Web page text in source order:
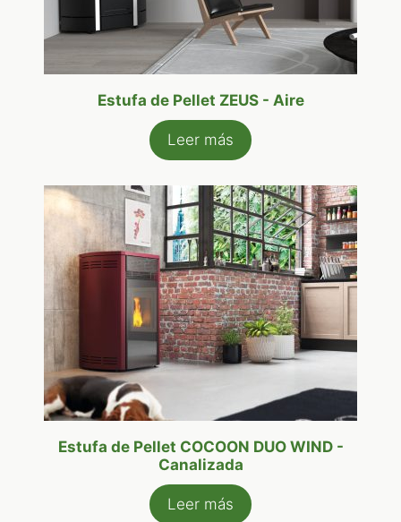
Estufa de Pellet ZEUS - Aire
Leer más
Estufa de Pellet COCOON DUO WIND -
Canalizada
Leer más